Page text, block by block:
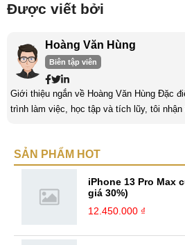
Được viết bởi
Hoàng Văn Hùng
Biên tập viên
Giới thiệu ngắn về Hoàng Văn Hùng Đặc điểm nổi bật: Thông qua qua
trình làm việc, học tập và tích lũy, tôi
năng làm việc độc lập, làm việc nhóm tốt.
SẢN PHẨM HOT
iPhone 13 Pro Max
giá 30%)
12.450.000 ₫